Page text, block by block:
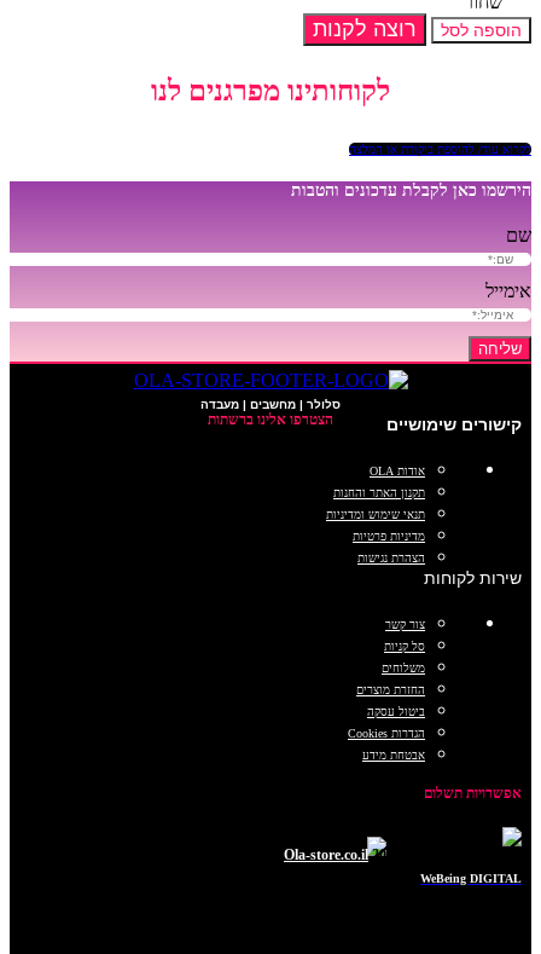
הוספה לסל רוצה לקנות
לקוחותינו מפרגנים לנו
לקרוא עוד/ להוספת ביקורת או המלצה
הירשמו כאן לקבלת עדכונים והטבות
שם
אימייל
שליחה
סלולר | מחשבים | מעבדה
הצטרפו אלינו ברשתות קישורים שימושיים
אודות OLA
תקנון האתר והחנות
תנאי שימוש ומדיניות
מדיניות פרטיות
הצהרת נגישות
שירות לקוחות
צור קשר
סל קניות
משלוחים
החזרת מוצרים
ביטול עסקה
הגדרות Cookies
אבטחת מידע
אפשרויות תשלום
Ola-store.co.il
WeBeing DIGITAL